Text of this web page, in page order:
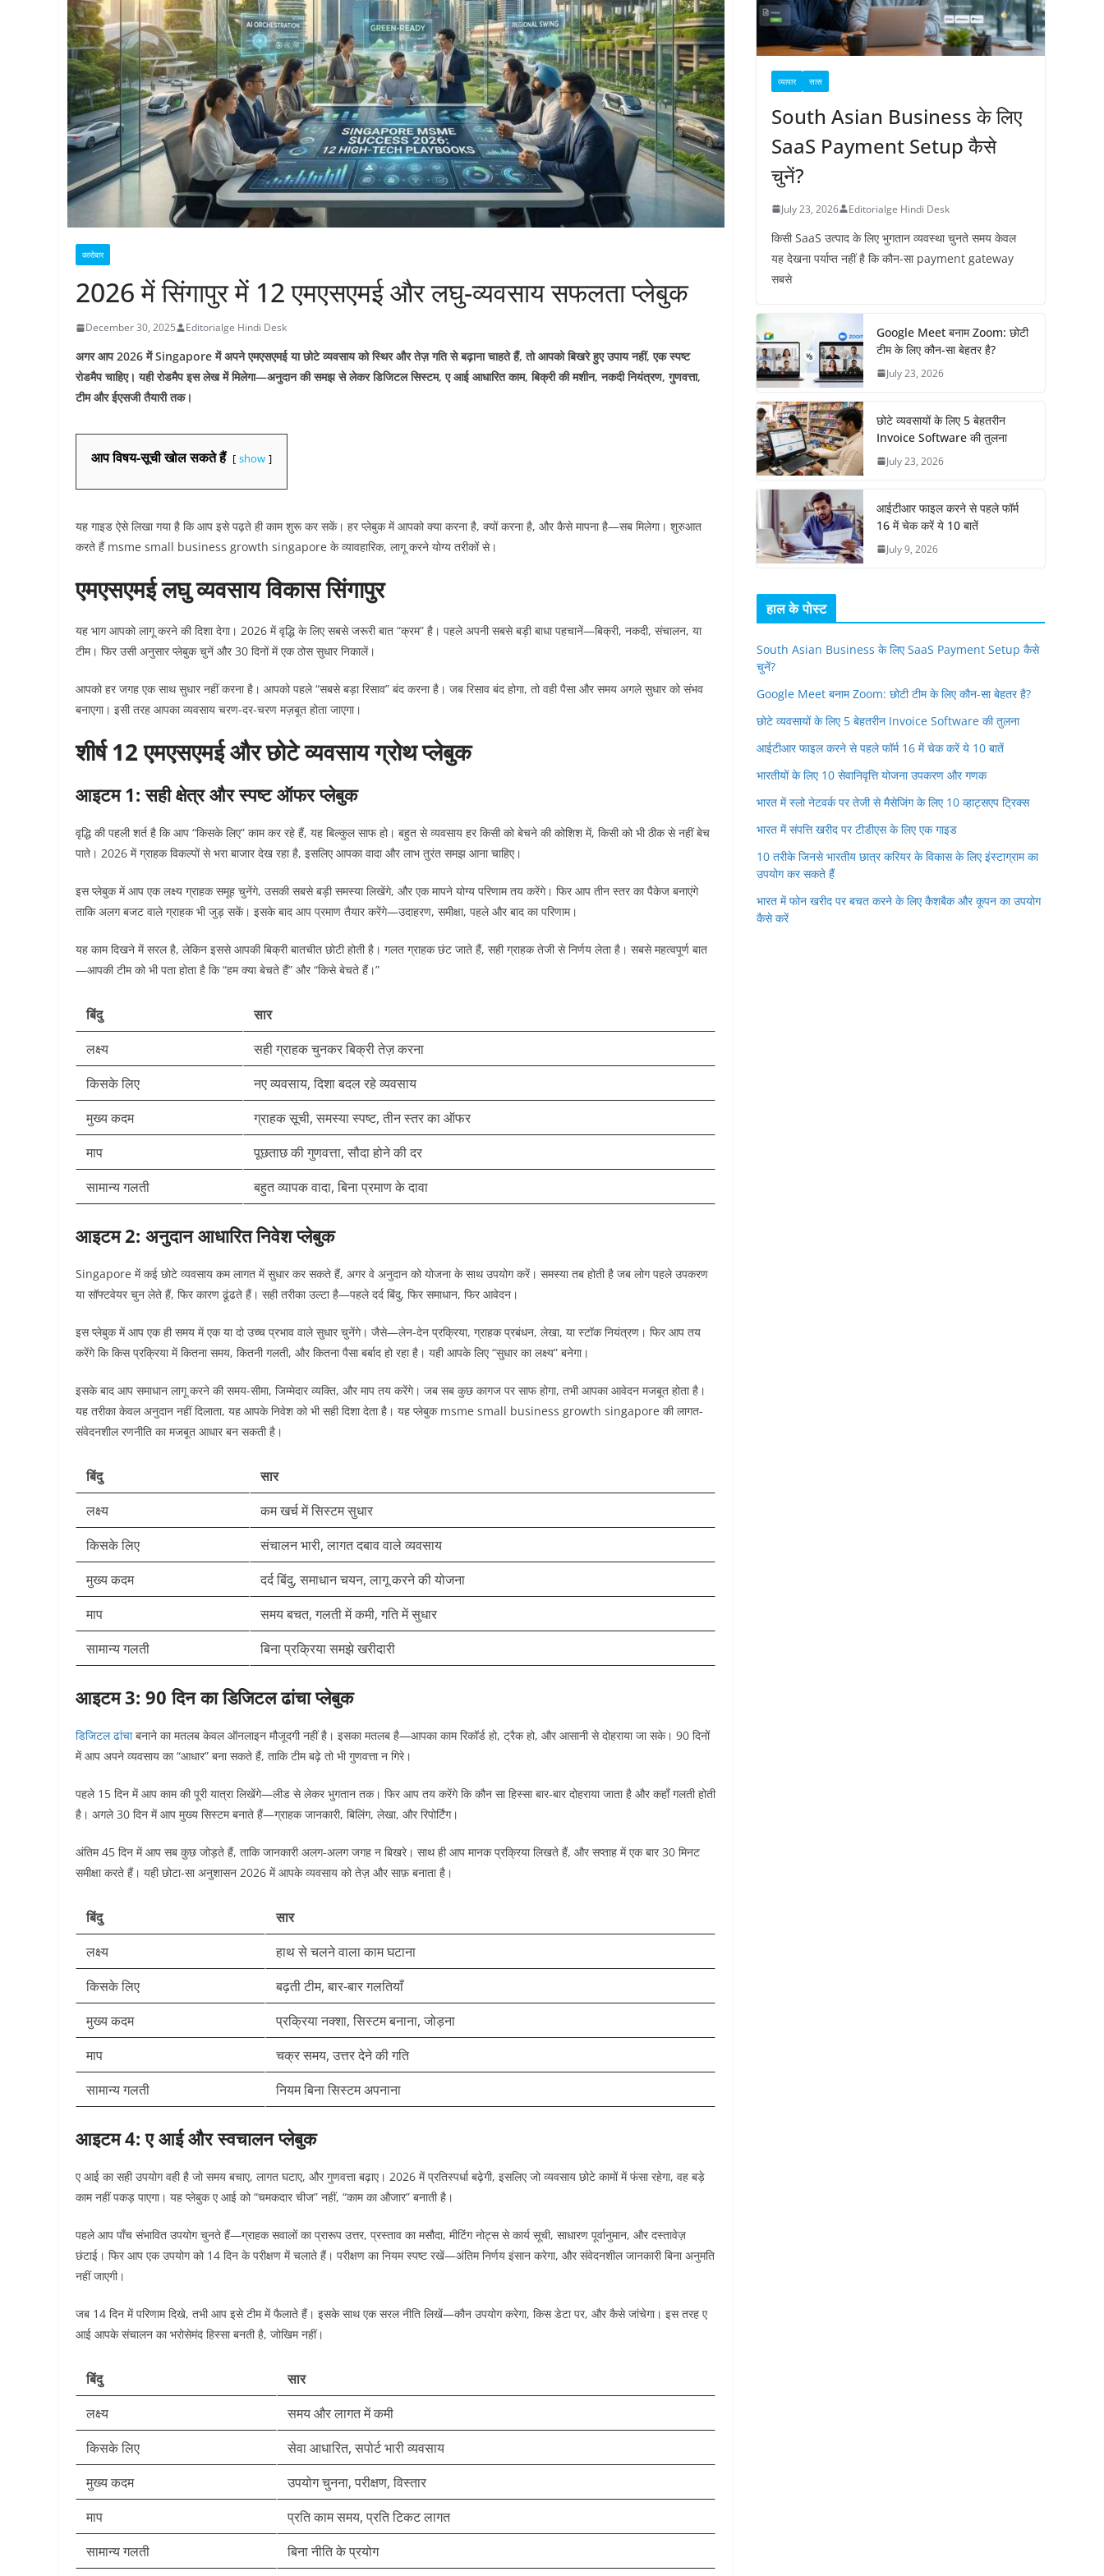
कारोबार
2026 में सिंगापुर में 12 एमएसएमई और लघु-व्यवसाय सफलता प्लेबुक
December 30, 2025 Editorialge Hindi Desk
अगर आप 2026 में Singapore में अपने एमएसएमई या छोटे व्यवसाय को स्थिर और तेज़ गति से बढ़ाना चाहते हैं, तो आपको बिखरे हुए उपाय नहीं, एक स्पष्ट
रोडमैप चाहिए। यही रोडमैप इस लेख में मिलेगा—अनुदान की समझ से लेकर डिजिटल सिस्टम, ए आई आधारित काम, बिक्री की मशीन, नकदी नियंत्रण, गुणवत्ता,
टीम और ईएसजी तैयारी तक।
आप विषय-सूची खोल सकते हैं show
यह गाइड ऐसे लिखा गया है कि आप इसे पढ़ते ही काम शुरू कर सकें। हर प्लेबुक में आपको क्या करना है, क्यों करना है, और कैसे मापना है—सब मिलेगा। शुरुआत
करते हैं msme small business growth singapore के व्यावहारिक, लागू करने योग्य तरीकों से।
एमएसएमई लघु व्यवसाय विकास सिंगापुर
यह भाग आपको लागू करने की दिशा देगा। 2026 में वृद्धि के लिए सबसे जरूरी बात “क्रम” है। पहले अपनी सबसे बड़ी बाधा पहचानें—बिक्री, नकदी, संचालन, या
टीम। फिर उसी अनुसार प्लेबुक चुनें और 30 दिनों में एक ठोस सुधार निकालें।
आपको हर जगह एक साथ सुधार नहीं करना है। आपको पहले “सबसे बड़ा रिसाव” बंद करना है। जब रिसाव बंद होगा, तो वही पैसा और समय अगले सुधार को संभव
बनाएगा। इसी तरह आपका व्यवसाय चरण-दर-चरण मज़बूत होता जाएगा।
शीर्ष 12 एमएसएमई और छोटे व्यवसाय ग्रोथ प्लेबुक
आइटम 1: सही क्षेत्र और स्पष्ट ऑफर प्लेबुक
वृद्धि की पहली शर्त है कि आप “किसके लिए” काम कर रहे हैं, यह बिल्कुल साफ हो। बहुत से व्यवसाय हर किसी को बेचने की कोशिश में, किसी को भी ठीक से नहीं बेच
पाते। 2026 में ग्राहक विकल्पों से भरा बाजार देख रहा है, इसलिए आपका वादा और लाभ तुरंत समझ आना चाहिए।
इस प्लेबुक में आप एक लक्ष्य ग्राहक समूह चुनेंगे, उसकी सबसे बड़ी समस्या लिखेंगे, और एक मापने योग्य परिणाम तय करेंगे। फिर आप तीन स्तर का पैकेज बनाएंगे
ताकि अलग बजट वाले ग्राहक भी जुड़ सकें। इसके बाद आप प्रमाण तैयार करेंगे—उदाहरण, समीक्षा, पहले और बाद का परिणाम।
यह काम दिखने में सरल है, लेकिन इससे आपकी बिक्री बातचीत छोटी होती है। गलत ग्राहक छंट जाते हैं, सही ग्राहक तेजी से निर्णय लेता है। सबसे महत्वपूर्ण बात
—आपकी टीम को भी पता होता है कि “हम क्या बेचते हैं” और “किसे बेचते हैं।”
बिंदु
सार
लक्ष्य
सही ग्राहक चुनकर बिक्री तेज़ करना
किसके लिए
नए व्यवसाय, दिशा बदल रहे व्यवसाय
मुख्य कदम
ग्राहक सूची, समस्या स्पष्ट, तीन स्तर का ऑफर
माप
पूछताछ की गुणवत्ता, सौदा होने की दर
सामान्य गलती
बहुत व्यापक वादा, बिना प्रमाण के दावा
आइटम 2: अनुदान आधारित निवेश प्लेबुक
Singapore में कई छोटे व्यवसाय कम लागत में सुधार कर सकते हैं, अगर वे अनुदान को योजना के साथ उपयोग करें। समस्या तब होती है जब लोग पहले उपकरण
या सॉफ्टवेयर चुन लेते हैं, फिर कारण ढूंढते हैं। सही तरीका उल्टा है—पहले दर्द बिंदु, फिर समाधान, फिर आवेदन।
इस प्लेबुक में आप एक ही समय में एक या दो उच्च प्रभाव वाले सुधार चुनेंगे। जैसे—लेन-देन प्रक्रिया, ग्राहक प्रबंधन, लेखा, या स्टॉक नियंत्रण। फिर आप तय
करेंगे कि किस प्रक्रिया में कितना समय, कितनी गलती, और कितना पैसा बर्बाद हो रहा है। यही आपके लिए “सुधार का लक्ष्य” बनेगा।
इसके बाद आप समाधान लागू करने की समय-सीमा, जिम्मेदार व्यक्ति, और माप तय करेंगे। जब सब कुछ कागज पर साफ होगा, तभी आपका आवेदन मजबूत होता है।
यह तरीका केवल अनुदान नहीं दिलाता, यह आपके निवेश को भी सही दिशा देता है। यह प्लेबुक msme small business growth singapore की लागत-
संवेदनशील रणनीति का मजबूत आधार बन सकती है।
बिंदु
सार
लक्ष्य
कम खर्च में सिस्टम सुधार
किसके लिए
संचालन भारी, लागत दबाव वाले व्यवसाय
मुख्य कदम
दर्द बिंदु, समाधान चयन, लागू करने की योजना
माप
समय बचत, गलती में कमी, गति में सुधार
सामान्य गलती
बिना प्रक्रिया समझे खरीदारी
आइटम 3: 90 दिन का डिजिटल ढांचा प्लेबुक
डिजिटल ढांचाबनाने का मतलब केवल ऑनलाइन मौजूदगी नहीं है। इसका मतलब है—आपका काम रिकॉर्ड हो, ट्रैक हो, और आसानी से दोहराया जा सके। 90 दिनों
में आप अपने व्यवसाय का “आधार” बना सकते हैं, ताकि टीम बढ़े तो भी गुणवत्ता न गिरे।
पहले 15 दिन में आप काम की पूरी यात्रा लिखेंगे—लीड से लेकर भुगतान तक। फिर आप तय करेंगे कि कौन सा हिस्सा बार-बार दोहराया जाता है और कहाँ गलती होती
है। अगले 30 दिन में आप मुख्य सिस्टम बनाते हैं—ग्राहक जानकारी, बिलिंग, लेखा, और रिपोर्टिंग।
अंतिम 45 दिन में आप सब कुछ जोड़ते हैं, ताकि जानकारी अलग-अलग जगह न बिखरे। साथ ही आप मानक प्रक्रिया लिखते हैं, और सप्ताह में एक बार 30 मिनट
समीक्षा करते हैं। यही छोटा-सा अनुशासन 2026 में आपके व्यवसाय को तेज़ और साफ़ बनाता है।
बिंदु
सार
लक्ष्य
हाथ से चलने वाला काम घटाना
किसके लिए
बढ़ती टीम, बार-बार गलतियाँ
मुख्य कदम
प्रक्रिया नक्शा, सिस्टम बनाना, जोड़ना
माप
चक्र समय, उत्तर देने की गति
सामान्य गलती
नियम बिना सिस्टम अपनाना
आइटम 4: ए आई और स्वचालन प्लेबुक
ए आई का सही उपयोग वही है जो समय बचाए, लागत घटाए, और गुणवत्ता बढ़ाए। 2026 में प्रतिस्पर्धा बढ़ेगी, इसलिए जो व्यवसाय छोटे कामों में फंसा रहेगा, वह बड़े
काम नहीं पकड़ पाएगा। यह प्लेबुक ए आई को “चमकदार चीज” नहीं, “काम का औजार” बनाती है।
पहले आप पाँच संभावित उपयोग चुनते हैं—ग्राहक सवालों का प्रारूप उत्तर, प्रस्ताव का मसौदा, मीटिंग नोट्स से कार्य सूची, साधारण पूर्वानुमान, और दस्तावेज़
छंटाई। फिर आप एक उपयोग को 14 दिन के परीक्षण में चलाते हैं। परीक्षण का नियम स्पष्ट रखें—अंतिम निर्णय इंसान करेगा, और संवेदनशील जानकारी बिना अनुमति
नहीं जाएगी।
जब 14 दिन में परिणाम दिखे, तभी आप इसे टीम में फैलाते हैं। इसके साथ एक सरल नीति लिखें—कौन उपयोग करेगा, किस डेटा पर, और कैसे जांचेगा। इस तरह ए
आई आपके संचालन का भरोसेमंद हिस्सा बनती है, जोखिम नहीं।
बिंदु
सार
लक्ष्य
समय और लागत में कमी
किसके लिए
सेवा आधारित, सपोर्ट भारी व्यवसाय
मुख्य कदम
उपयोग चुनना, परीक्षण, विस्तार
माप
प्रति काम समय, प्रति टिकट लागत
सामान्य गलती
बिना नीति के प्रयोग
व्यापार सास
South Asian Business के लिए
SaaS Payment Setup कैसे
चुनें?
July 23, 2026 Editorialge Hindi Desk
किसी SaaS उत्पाद के लिए भुगतान व्यवस्था चुनते समय केवल
यह देखना पर्याप्त नहीं है कि कौन-सा payment gateway
सबसे
Google Meet बनाम Zoom: छोटी
टीम के लिए कौन-सा बेहतर है?
July 23, 2026
छोटे व्यवसायों के लिए 5 बेहतरीन
Invoice Software की तुलना
July 23, 2026
आईटीआर फाइल करने से पहले फॉर्म
16 में चेक करें ये 10 बातें
July 9, 2026
हाल के पोस्ट
South Asian Business के लिए SaaS Payment Setup कैसे
चुनें?
Google Meet बनाम Zoom: छोटी टीम के लिए कौन-सा बेहतर है?
छोटे व्यवसायों के लिए 5 बेहतरीन Invoice Software की तुलना
आईटीआर फाइल करने से पहले फॉर्म 16 में चेक करें ये 10 बातें
भारतीयों के लिए 10 सेवानिवृत्ति योजना उपकरण और गणक
भारत में स्लो नेटवर्क पर तेजी से मैसेजिंग के लिए 10 व्हाट्सएप ट्रिक्स
भारत में संपत्ति खरीद पर टीडीएस के लिए एक गाइड
10 तरीके जिनसे भारतीय छात्र करियर के विकास के लिए इंस्टाग्राम का
उपयोग कर सकते हैं
भारत में फोन खरीद पर बचत करने के लिए कैशबैक और कूपन का उपयोग
कैसे करें